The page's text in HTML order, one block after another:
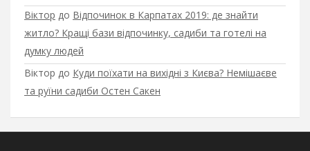
Віктор до Відпочинок в Карпатах 2019: де знайти
житло? Кращі бази відпочинку, садиби та готелі на
думку людей
Віктор до Куди поїхати на вихідні з Києва? Немішаєве
та руїни садиби Остен Сакен